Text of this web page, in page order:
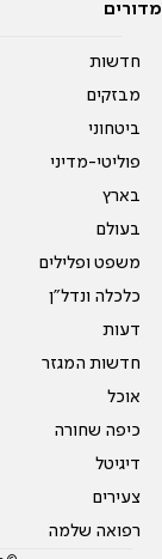
מדורים
חדשות
מבזקים
ביטחוני
פוליטי-מדיני
בארץ
בעולם
משפט ופלילים
כלכלה ונדל"ן
דעות
חדשות המגזר
אוכל
כיפה שחורה
דיגיטל
צעירים
רפואה שלמה